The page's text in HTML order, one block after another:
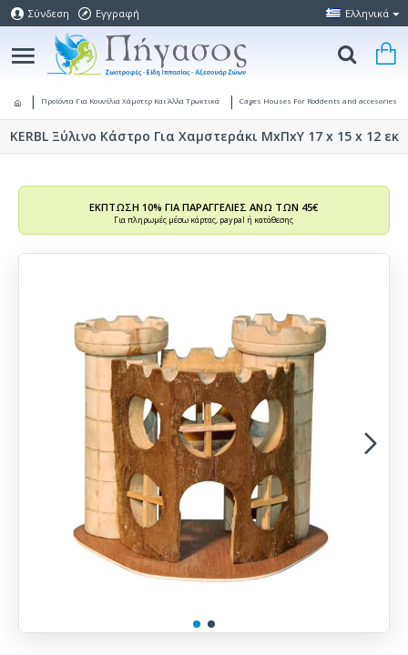
Σύνδεση Εγγραφή Ελληνικά
Προϊόντα Για Κουνέλια Χάμστερ Και Άλλα Τρωκτικά Cages Houses For Roddents and accesories
KERBL Ξύλινο Κάστρο Για Χαμστεράκι ΜxΠxΥ 17 x 15 x 12 εκ
ΕΚΠΤΩΣΗ 10% ΓΙΑ ΠΑΡΑΓΓΕΛΙΕΣ ΑΝΩ ΤΩΝ 45€
Για πληρωμές μέσω κάρτας, paypal ή κατάθεσης